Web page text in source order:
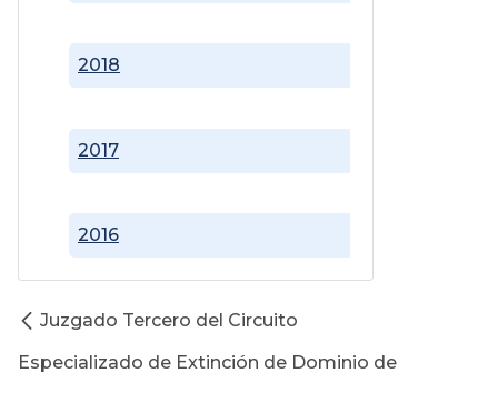
2016
2017
2018
Juzgado Tercero del Circuito
Especializado de Extinción de Dominio de